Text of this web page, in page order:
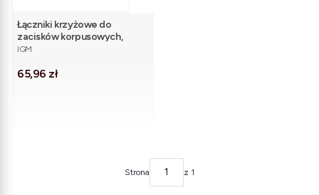
Łączniki krzyżowe do
zacisków korpusowych,
zestaw 4 szt.
PRODUCENT
IGM
Cena
65,96 zł
Strona z 1